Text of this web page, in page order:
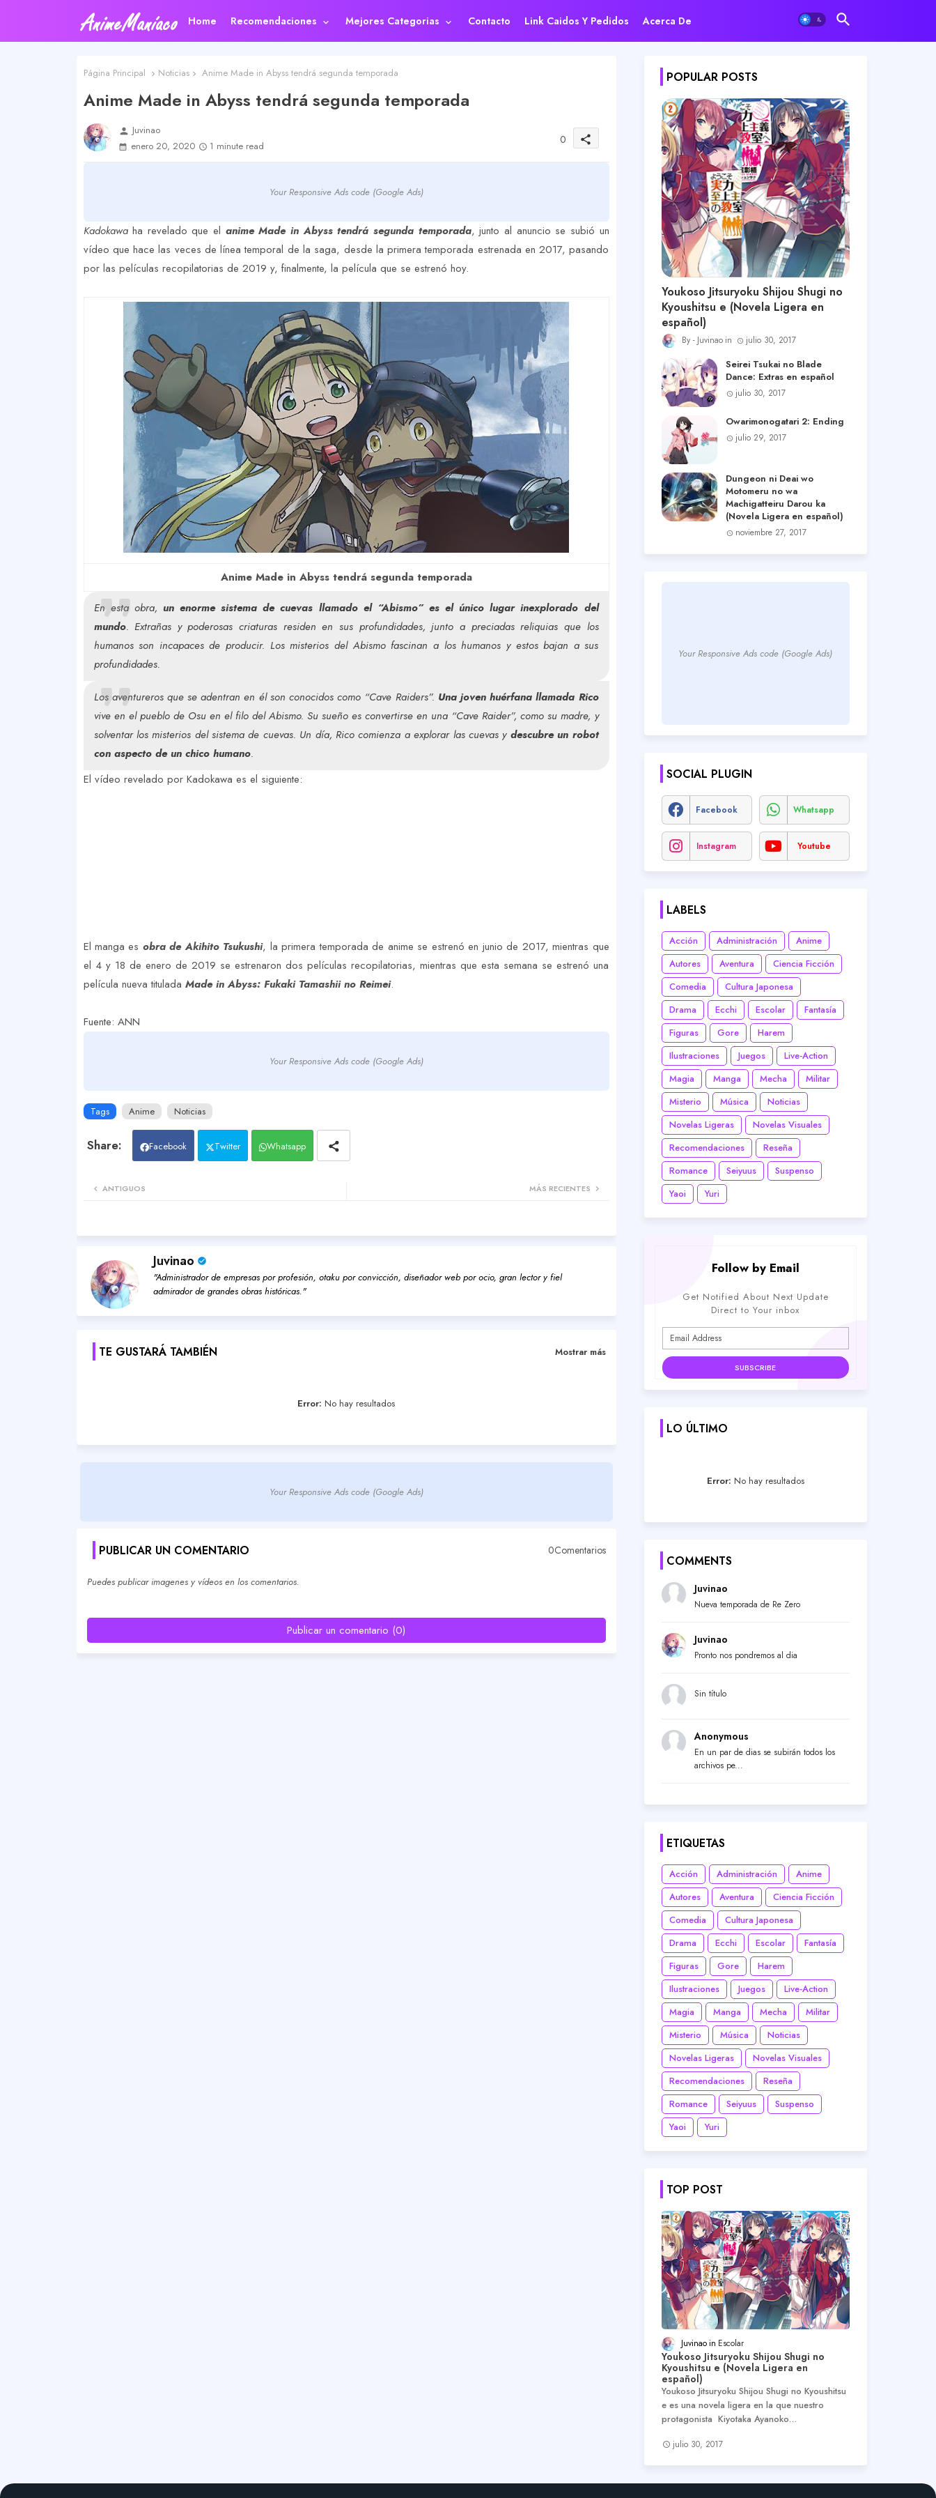
Home Recomendaciones Mejores Categorias Contacto Link Caidos Y Pedidos Acerca De
Página Principal Noticias Anime Made in Abyss tendrá segunda temporada
Anime Made in Abyss tendrá segunda temporada
person Juvinao
enero 20, 2020
1 minute read 0 share
Your Responsive Ads code (Google Ads)
Kadokawaha revelado que el anime Made in Abyss tendrá segunda temporada, junto al anuncio se subió un
vídeo que hace las veces de línea temporal de la saga, desde la primera temporada estrenada en 2017, pasando
por las películas recopilatorias de 2019 y, finalmente, la película que se estrenó hoy.
Anime Made in Abyss tendrá segunda temporada
En esta obra, un enorme sistema de cuevas llamado el “Abismo” es el único lugar inexplorado del
mundo. Extrañas y poderosas criaturas residen en sus profundidades, junto a preciadas reliquias que los
humanos son incapaces de producir. Los misterios del Abismo fascinan a los humanos y estos bajan a sus
profundidades.
Los aventureros que se adentran en él son conocidos como “Cave Raiders”. Una joven huérfana llamada Rico
vive en el pueblo de Osu en el filo del Abismo. Su sueño es convertirse en una “Cave Raider”, como su madre, y
solventar los misterios del sistema de cuevas. Un día, Rico comienza a explorar las cuevas y descubre un robot
con aspecto de un chico humano.
El vídeo revelado por Kadokawa es el siguiente:
El manga es obra de Akihito Tsukushi, la primera temporada de anime se estrenó en junio de 2017, mientras que
el 4 y 18 de enero de 2019 se estrenaron dos películas recopilatorias, mientras que esta semana se estrenó una
película nueva titulada Made in Abyss: Fukaki Tamashii no Reimei.
Fuente: ANN
Your Responsive Ads code (Google Ads)
Tags Anime Noticias
Facebook Twitter Whatsapp
MÁS RECIENTES
ANTIGUOS
Juvinao
"Administrador de empresas por profesión, otaku por convicción, diseñador web por ocio, gran lector y fiel
admirador de grandes obras históricas."
TE GUSTARÁ TAMBIÉN Mostrar más
Error: No hay resultados
Your Responsive Ads code (Google Ads)
PUBLICAR UN COMENTARIO 0Comentarios
Puedes publicar imagenes y vídeos en los comentarios.
Publicar un comentario (0)
POPULAR POSTS
Youkoso Jitsuryoku Shijou Shugi no
Kyoushitsu e (Novela Ligera en
español)
Juvinao julio 30, 2017
Seirei Tsukai no Blade
Dance: Extras en español
julio 30, 2017
Owarimonogatari 2: Ending
julio 29, 2017
Dungeon ni Deai wo
Motomeru no wa
Machigatteiru Darou ka
(Novela Ligera en español)
noviembre 27, 2017
Your Responsive Ads code (Google Ads)
SOCIAL PLUGIN
Facebook Whatsapp
Instagram Youtube
LABELS
Acción Administración
Anime
Autores
Aventura
Ciencia Ficción
Comedia
Cultura Japonesa
Drama
Ecchi Escolar
Fantasía
Figuras
Gore
Harem
Ilustraciones
Juegos
Live-Action
Magia
Manga Mecha
Militar
Misterio
Música
Noticias
Novelas Ligeras
Novelas Visuales
Recomendaciones
Reseña
Romance
Seiyuus
Suspenso
Yaoi
Yuri
Follow by Email
Get Notified About Next Update
Direct to Your inbox
LO ÚLTIMO
Error: No hay resultados
COMMENTS
Juvinao
Nueva temporada de Re Zero
Juvinao
Pronto nos pondremos al dia
Sin título
Anonymous
En un par de dias se subirán todos los
archivos pe...
ETIQUETAS
Acción Administración
Anime
Autores
Aventura
Ciencia Ficción
Comedia
Cultura Japonesa
Drama
Ecchi Escolar
Fantasía
Figuras
Gore
Harem
Ilustraciones
Juegos
Live-Action
Magia
Manga Mecha
Militar
Misterio
Música
Noticias
Novelas Ligeras
Novelas Visuales
Recomendaciones
Reseña
Romance
Seiyuus
Suspenso
Yaoi
Yuri
TOP POST
Juvinao Escolar
Youkoso Jitsuryoku Shijou Shugi no
Kyoushitsu e (Novela Ligera en
español)
Youkoso Jitsuryoku Shijou Shugi no Kyoushitsu
e es una novela ligera en la que nuestro
protagonista Kiyotaka Ayanoko…
julio 30, 2017